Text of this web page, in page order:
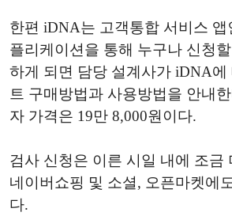
한편 iDNA는 고객통합 서비스 앱
플리케이션을 통해 누구나 신청
하게 되면 담당 설계사가 iDNA에
트 구매방법과 사용방법을 안내
자 가격은 19만 8,000원이다.
검사 신청은 이른 시일 내에 조금
네이버쇼핑 및 소셜, 오픈마켓에
다.